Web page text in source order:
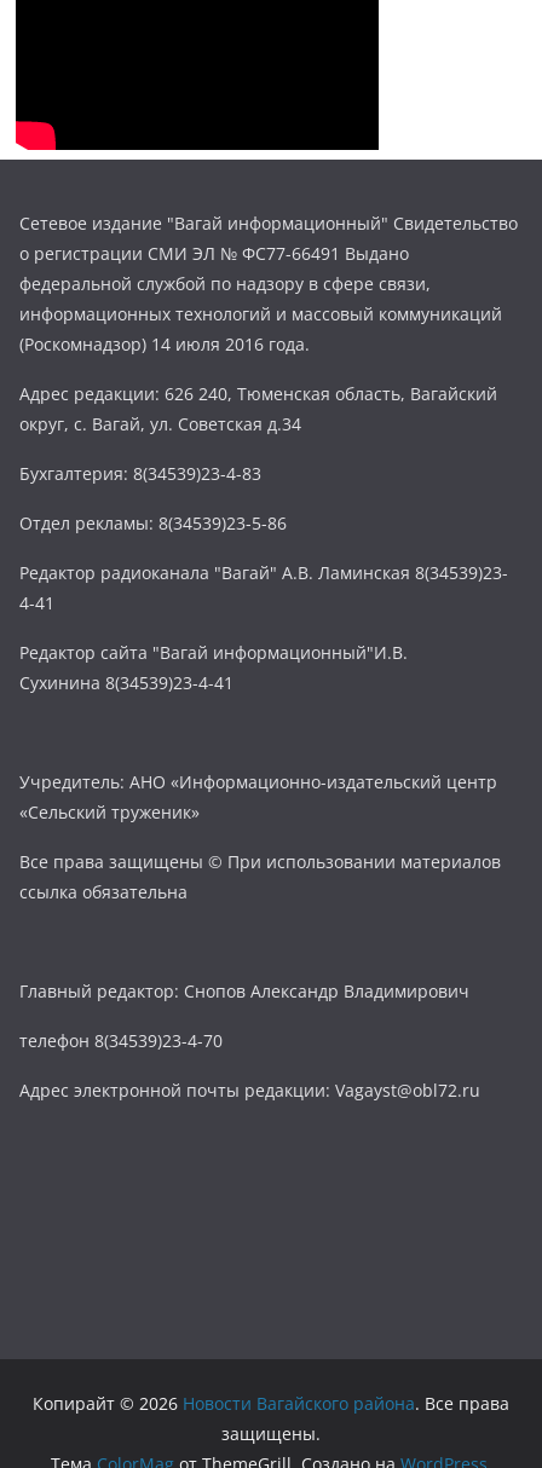
Сетевое издание "Вагай информационный" Свидетельство
о регистрации СМИ ЭЛ № ФС77-66491 Выдано
федеральной службой по надзору в сфере связи,
информационных технологий и массовый коммуникаций
(Роскомнадзор) 14 июля 2016 года.
Адрес редакции: 626 240, Тюменская область, Вагайский
округ, с. Вагай, ул. Советская д.34
Бухгалтерия: 8(34539)23-4-83
Отдел рекламы: 8(34539)23-5-86
Редактор радиоканала "Вагай" А.В. Ламинская 8(34539)23-
4-41
Редактор сайта "Вагай информационный"И.В.
Сухинина 8(34539)23-4-41
Учредитель: АНО «Информационно-издательский центр
«Сельский труженик»
Все права защищены © При использовании материалов
ссылка обязательна
Главный редактор: Снопов Александр Владимирович
телефон 8(34539)23-4-70
Адрес электронной почты редакции: Vagayst@obl72.ru
Копирайт © 2026 Новости Вагайского района. Все права
защищены.